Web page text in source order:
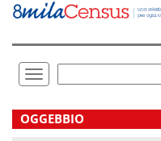
Vai
direttamente
Toggle
navigation
.
OGGEBBIO